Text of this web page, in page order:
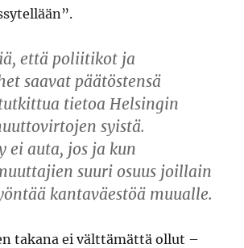
että poliitikot ja
saavat päätöstensä
tietoa Helsingin
syistä.
ei auta, jos ja kun
suuri osuus joillain
kantaväestöä muualle.
takana ei välttämättä ollut –